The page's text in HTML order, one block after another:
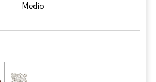
Medio
El uso requiere atribución según CC BY 4.0.